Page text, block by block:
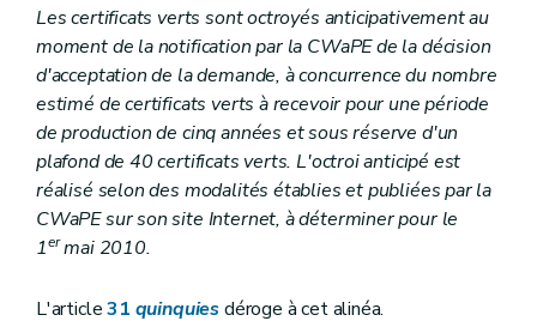
Les certificats verts sont octroyés anticipativement au
moment de la notification par la CWaPE de la décision
d'acceptation de la demande, à concurrence du nombre
estimé de certificats verts à recevoir pour une période
de production de cinq années et sous réserve d'un
plafond de 40 certificats verts. L'octroi anticipé est
réalisé selon des modalités établies et publiées par la
CWaPE sur son site Internet, à déterminer pour le
1ermai 2010.
L'article31 quinquiesdéroge à cet alinéa.